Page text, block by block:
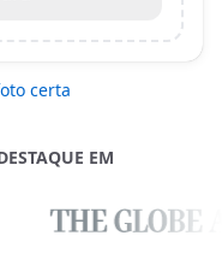
certa
EM